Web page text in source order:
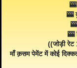
🎰
🎰
((जोड़ी
माँ क़सम पेमेंट में कोई